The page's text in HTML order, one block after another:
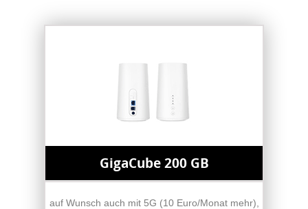
GigaCube 200 GB
auf Wunsch auch mit 5G (10 Euro/Monat mehr),